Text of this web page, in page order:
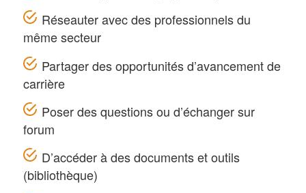
Réseauter avec des professionnels du
même secteur
Partager des opportunités d’avancement de
carrière
Poser des questions ou d’échanger sur
forum
D’accéder à des documents et outils
(bibliothèque)